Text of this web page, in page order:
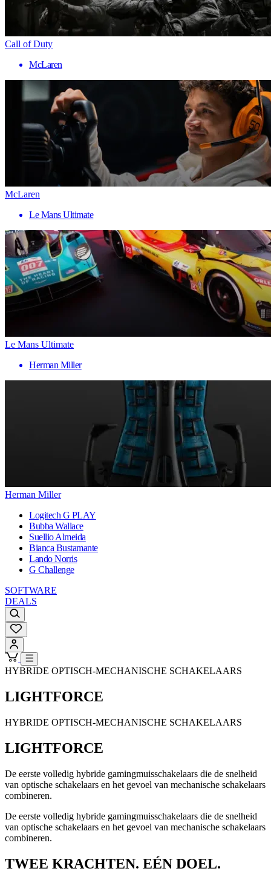
Call of Duty
McLaren
McLaren
Le Mans Ultimate
Le Mans Ultimate
Herman Miller
Herman Miller
Logitech G PLAY
Bubba Wallace
Suellio Almeida
Bianca Bustamante
Lando Norris
G Challenge
SOFTWARE
DEALS
HYBRIDE OPTISCH-MECHANISCHE SCHAKELAARS
LIGHTFORCE
HYBRIDE OPTISCH-MECHANISCHE SCHAKELAARS
LIGHTFORCE
De eerste volledig hybride gamingmuisschakelaars die de snelheid
van optische schakelaars en het gevoel van mechanische schakelaars
combineren.
De eerste volledig hybride gamingmuisschakelaars die de snelheid
van optische schakelaars en het gevoel van mechanische schakelaars
combineren.
TWEE KRACHTEN. EÉN DOEL.